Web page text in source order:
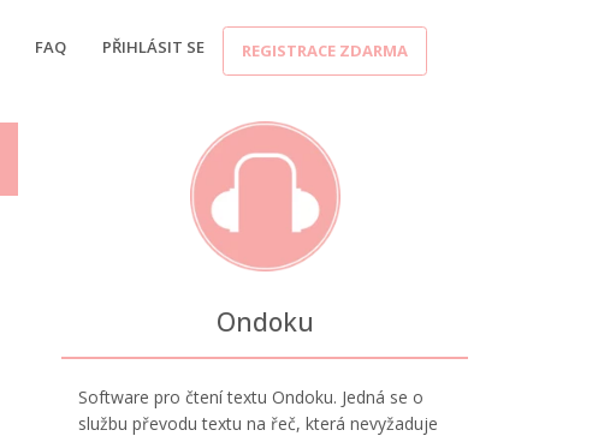
FAQ PŘIHLÁSIT SE REGISTRACE ZDARMA
Ondoku
Software pro čtení textu Ondoku. Jedná se o
službu převodu textu na řeč, která nevyžaduje